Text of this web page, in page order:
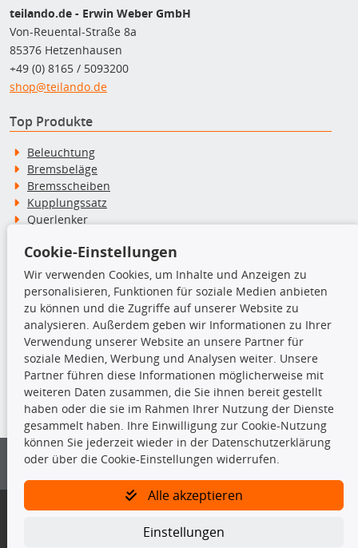
teilando.de - Erwin Weber GmbH
Von-Reuental-Straße 8a
85376 Hetzenhausen
+49 (0) 8165 / 5093200
shop@teilando.de
Top Produkte
Beleuchtung
Bremsbeläge
Bremsscheiben
Kupplungssatz
Querlenker
Stoßdämpfer
TecDoc Inside
Die hier angezeigten Daten insbesondere die gesamte Datenbank dürfen
nicht kopiert werden.
Es ist zu unterlassen, die Daten oder die gesamte Datenbank ohne
vorherige Zustimmung von TecDoc zu vervielfältigen, zu verbreiten
und/oder diese Handlungen durch Dritte ausführen zu lassen. Ein
Bitte prüfen Sie, ob das über unseren Onlineshop identifizierte Ersatzteil
Gegebenenfalls sind ergänzende Informationen notwendig, um
Cookie-Einstellungen
Wir verwenden Cookies, um Inhalte und Anzeigen zu
personalisieren, Funktionen für soziale Medien anbieten
zu können und die Zugriffe auf unserer Website zu
analysieren. Außerdem geben wir Informationen zu Ihrer
Verwendung unserer Website an unsere Partner für
soziale Medien, Werbung und Analysen weiter. Unsere
Partner führen diese Informationen möglicherweise mit
weiteren Daten zusammen, die Sie ihnen bereit gestellt
haben oder die sie im Rahmen Ihrer Nutzung der Dienste
gesammelt haben. Ihre Einwilligung zur Cookie-Nutzung
können Sie jederzeit wieder in der Datenschutzerklärung
oder über die Cookie-Einstellungen widerrufen.
Alle akzeptieren
Einstellungen